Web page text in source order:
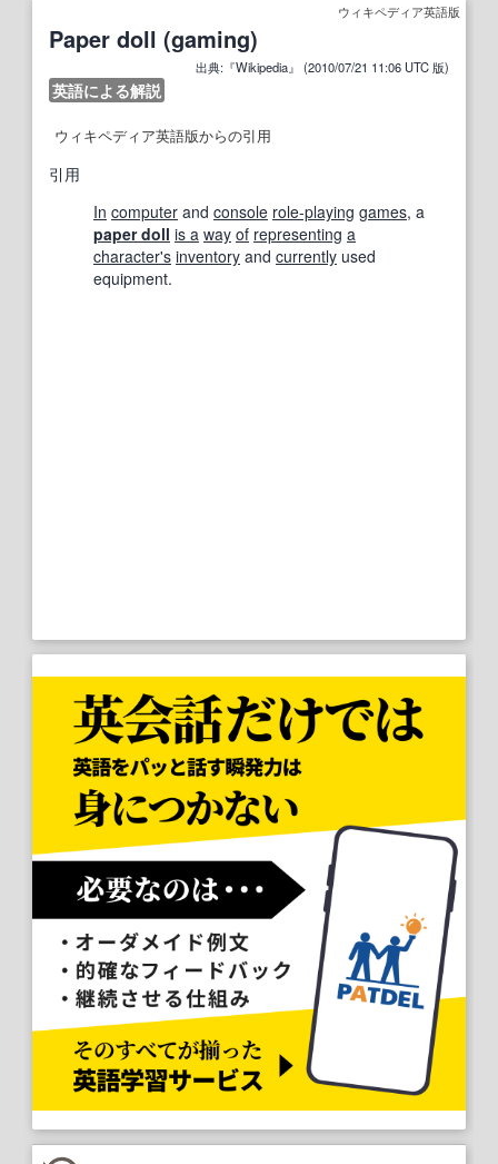
ウィキペディア英語版
Paper doll (gaming)
出典:『Wikipedia』 (2010/07/21 11:06 UTC 版)
英語による解説
ウィキペディア英語版からの引用
引用
In computer and console role-playing games, a
paper doll is a way of representing a
character's inventory and currently used
equipment.